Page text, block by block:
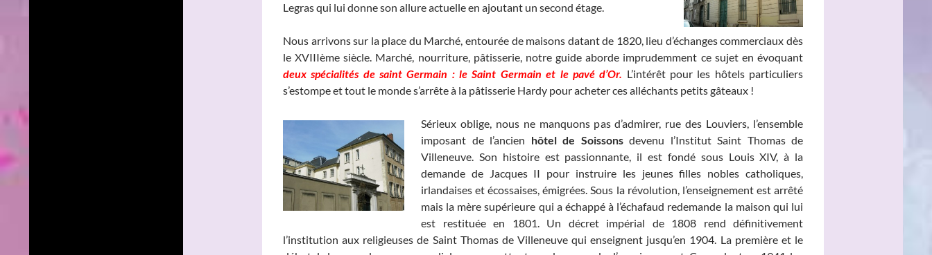
Legras qui lui donne son allure actuelle en ajoutant un second étage.
Nous arrivons sur la place du Marché, entourée de maisons datant de 1820, lieu d’échanges commerciaux dès
le XVIIIème siècle. Marché, nourriture, pâtisserie, notre guide aborde imprudemment ce sujet en évoquant
deux spécialités de saint Germain : le Saint Germain et le pavé d’Or. L’intérêt pour les hôtels particuliers
s’estompe et tout le monde s’arrête à la pâtisserie Hardy pour acheter ces alléchants petits gâteaux !
Sérieux oblige, nous ne manquons pas d’admirer, rue des Louviers, l’ensemble
imposant de l’ancien hôtel de Soissonsdevenu l’Institut Saint Thomas de
Villeneuve. Son histoire est passionnante, il est fondé sous Louis XIV, à la
demande de Jacques II pour instruire les jeunes filles nobles catholiques,
irlandaises et écossaises, émigrées. Sous la révolution, l’enseignement est arrêté
mais la mère supérieure qui a échappé à l’échafaud redemande la maison qui lui
est restituée en 1801. Un décret impérial de 1808 rend définitivement
l’institution aux religieuses de Saint Thomas de Villeneuve qui enseignent jusqu’en 1904. La première et le